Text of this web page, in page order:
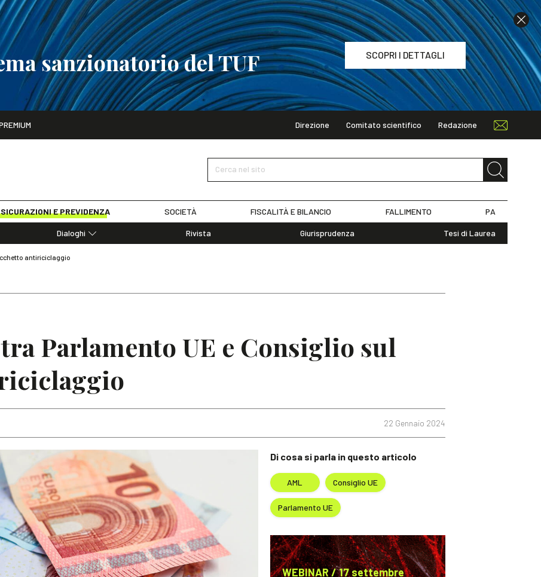
sanzionatorio del TUF SCOPRI I DETTAGLI
Direzione Comitato scientifico Redazione
Cerca nel sito
E PREVIDENZA SOCIETÀ FISCALITÀ E BILANCIO FALLIMENTO PA
Dialoghi
Rivista Giurisprudenza Tesi di Laurea
antiriciclaggio
Parlamento UE e Consiglio sul
22 Gennaio 2024
Di cosa si parla in questo articolo
AML Consiglio UE
Parlamento UE
WEBINAR / 17 settembre